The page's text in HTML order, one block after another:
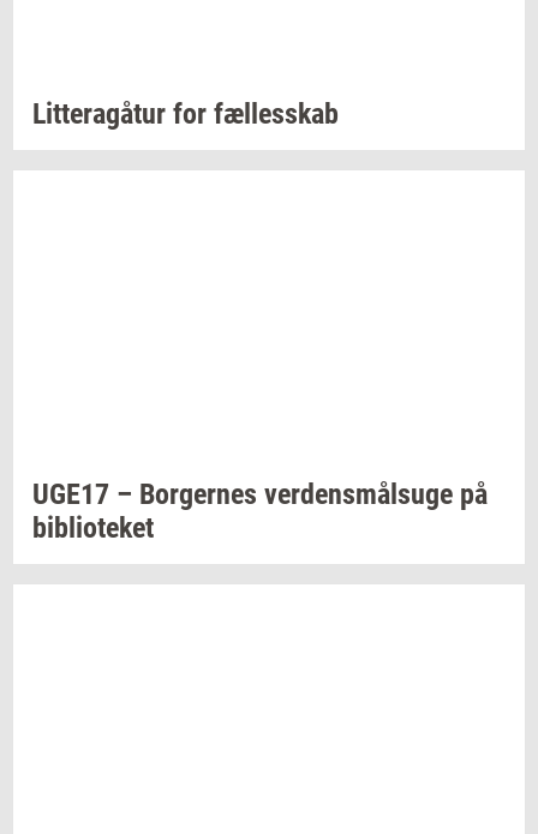
Lit­tera­gå­tur for fæl­les­skab
UGE17 – Bor­ger­nes ver­dens­målsu­ge på
bi­bli­o­te­ket